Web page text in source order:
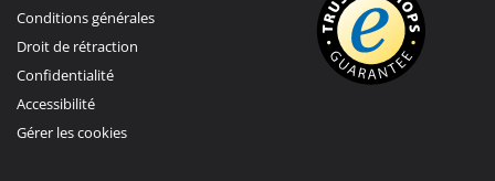
Conditions générales
Droit de rétraction
Confidentialité
Accessibilité
Gérer les cookies